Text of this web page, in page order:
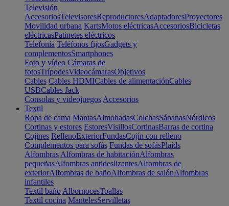
Televisión
AccesoriosTelevisoresReproductoresAdaptadoresProyectores
Movilidad urbana KartsMotos eléctricasAccesoriosBicicletas
eléctricasPatinetes eléctricos
Telefonía Teléfonos fijosGadgets y
complementosSmartphones
Foto y vídeo Cámaras de
fotosTrípodesVideocámarasObjetivos
Cables Cables HDMICables de alimentaciónCables
USBCables Jack
Consolas y videojuegos Accesorios
Textil
Ropa de cama MantasAlmohadasColchasSábanasNórdicos
Cortinas y estores EstoresVisillosCortinasBarras de cortina
Cojines RellenoExteriorFundasCojín con relleno
Complementos para sofás Fundas de sofásPlaids
Alfombras Alfombras de habitaciónAlfombras
pequeñasAlfombras antideslizantesAlfombras de
exteriorAlfombras de bañoAlfombras de salónAlfombras
infantiles
Textil baño AlbornocesToallas
Textil cocina MantelesServilletas